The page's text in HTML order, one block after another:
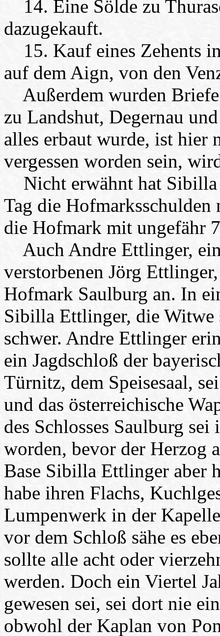
14. Eine Sölde zu
dazugekauft.
15. Kauf eines Zehents
auf dem Aign, von den
Außerdem wurden
zu Landshut, Degernau
alles erbaut wurde, ist hier
vergessen worden sein,
Nicht erwähnt hat Sibilla
Tag die
die Hofmark mit ungefähr
Auch Andre Ettlinger,
verstorbenen Jörg
Hofmark Saulburg an. In
Sibilla Ettlinger, die Witwe
schwer. Andre Ettlinger
ein Jagdschloß der
Türnitz, dem Speisesaal,
und das österreichische
des Schlosses Saulburg
worden, bevor der Herzog
Base Sibilla Ettlinger aber
habe ihren Flachs,
Lumpenwerk in der
vor dem Schloß sähe es
sollte alle acht oder
werden. Doch ein Viertel
gewesen sei, sei dort nie
obwohl der Kaplan von